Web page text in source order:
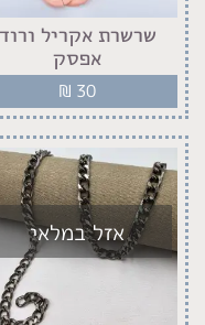
שרשרת אקריל ורוד
אפסק
₪ 30
אזל במלאי